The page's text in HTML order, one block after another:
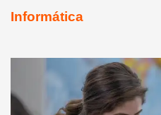
Informática